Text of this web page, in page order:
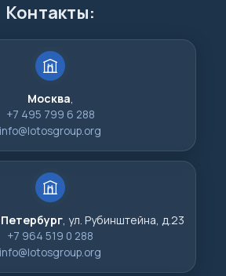
Контакты:
Москва,
+7 495 799 6 288
info@lotosgroup.org
, ул. Рубинштейна, д.23
+7 964 519 0 288
info@lotosgroup.org